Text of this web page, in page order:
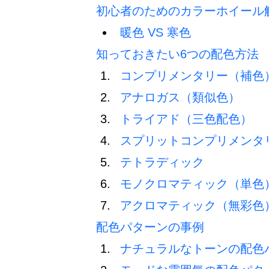
初心者のためのカラーホイール
暖色 VS 寒色
知っておきたい6つの配色方法
コンプリメンタリー（補色）
アナロガス（類似色）
トライアド（三色配色）
スプリットコンプリメンタ
テトラディック
モノクロマティック（単色）
アクロマティック（無彩色）
配色パターンの事例
ナチュラルなトーンの配色